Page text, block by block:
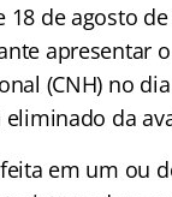
18 de agosto de
apresentar
(CNH) no
da
em um ou